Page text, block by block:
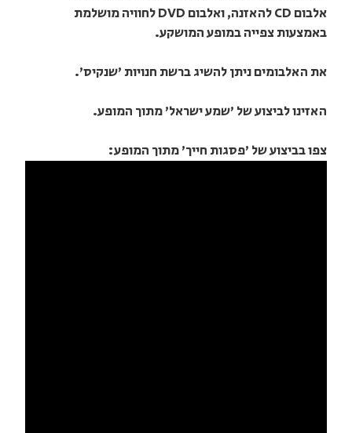
אלבום CD להאזנה, ואלבום DVD לחוויה מושלמת
באמצעות צפייה במופע המושקע.
את האלבומים ניתן להשיג ברשת חנויות 'שנקיס'.
האזינו לביצוע של 'שמע ישראל' מתוך המופע.
צפו בביצוע של 'פסגות חייך' מתוך המופע: